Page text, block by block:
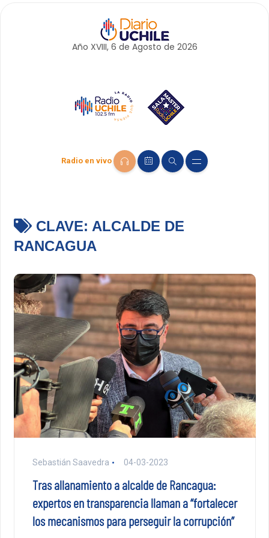
Año XVIII, 6 de Agosto de 2026
Radio en vivo
CLAVE: ALCALDE DE
RANCAGUA
Sebastián Saavedra 04-03-2023
Tras allanamiento a alcalde de Rancagua:
expertos en transparencia llaman a “fortalecer
los mecanismos para perseguir la corrupción”